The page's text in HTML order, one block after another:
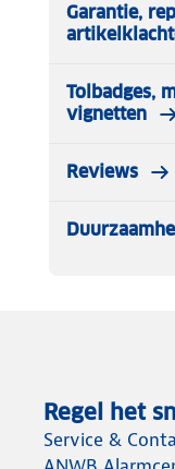
Garantie,
Tolbadges,
vignetten
Reviews
Regel het
Service &